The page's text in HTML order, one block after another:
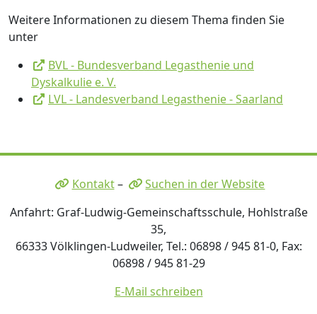
Weitere Informationen zu diesem Thema finden Sie
unter
BVL - Bundesverband Legasthenie und
Dyskalkulie e. V.
LVL - Landesverband Legasthenie - Saarland
Kontakt–
Suchen in der Website
Anfahrt: Graf-Ludwig-Gemeinschaftsschule, Hohlstraße
35,
66333 Völklingen-Ludweiler, Tel.: 06898 / 945 81-0, Fax:
06898 / 945 81-29
E-Mail schreiben